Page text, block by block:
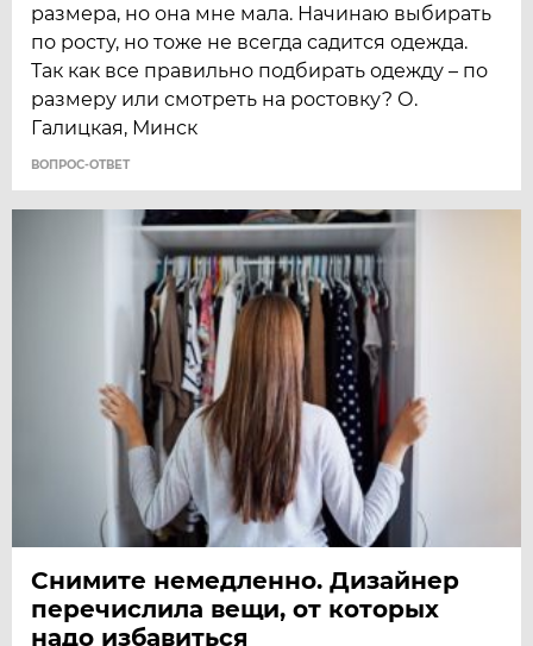
размера, но она мне мала. Начинаю выбирать
по росту, но тоже не всегда садится одежда.
Так как все правильно подбирать одежду – по
размеру или смотреть на ростовку? О.
Галицкая, Минск
ВОПРОС-ОТВЕТ
Снимите немедленно. Дизайнер
перечислила вещи, от которых
надо избавиться